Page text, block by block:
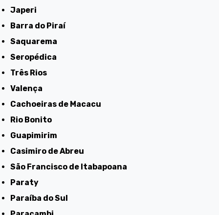
Japeri
Barra do Piraí
Saquarema
Seropédica
Três Rios
Valença
Cachoeiras de Macacu
Rio Bonito
Guapimirim
Casimiro de Abreu
São Francisco de Itabapoana
Paraty
Paraíba do Sul